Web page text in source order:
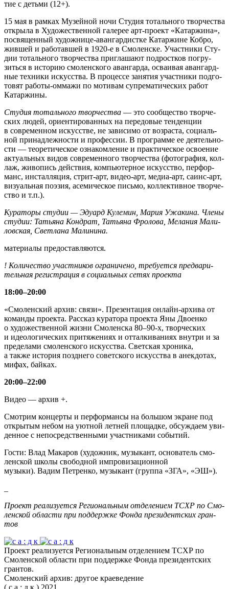
тие с детьми (12+).
15 мая в рам­ках Музей­ной ночи Сту­дия тоталь­ного твор­че­ства
открыла в Худо­же­ствен­ной гале­рее арт-проект «Катар­жина»,
посвя­щен­ный художнице-авангардистке Катар­жине Кобро,
жив­шей и рабо­тав­шей в 1920‑е в Смо­лен­ске. Участ­ники Сту­
дии тоталь­ного твор­че­ства при­гла­шают под­рост­ков погру­
зиться в исто­рию смо­лен­ского аван­гарда, осва­и­вая аван­гард­
ные тех­ники искус­ства. В про­цессе заня­тия участ­ники под­го­
то­вят работы-оммажи по моти­вам супре­ма­ти­че­ских работ
Катар­жины.
Сту­дия тоталь­ного твор­че­ства — это сооб­ще­ство твор­че­
ских людей, ори­ен­ти­ро­ван­ных на пере­до­вые тен­ден­ции
в совре­мен­ном искус­стве, не зави­симо от воз­раста, соци­аль­
ной при­над­леж­но­сти и про­фес­сии. В про­грамме ее дея­тель­но­
сти — тео­ре­ти­че­ское озна­ком­ле­ние и прак­ти­че­ское осво­е­ние
акту­аль­ных видов совре­мен­ного твор­че­ства (фото­гра­фия, кол­
лаж, живо­пись дей­ствия, ком­пью­тер­ное искус­ство, пер­фор­
манс, инстал­ля­ция, стрит-арт, видео-арт, медиа-арт, саинс-арт,
визу­аль­ная поэ­зия, асе­ми­че­ское письмо, кол­лек­тив­ное твор­че­
ство и т.п.).
Кура­торы сту­дии — Эду­ард Куле­мин, Мария Ужа­кина. Члены
сту­дии: Татьяна Кон­драт, Татьяна Фро­лова, Мела­ния Мали­
лов­ская, Свет­лана Мали­нина.
мате­ри­алы предо­став­ля­ются.
! Коли­че­ство участ­ни­ков огра­ни­чено, тре­бу­ется пред­ва­ри­
тель­ная реги­стра­ция в соци­аль­ных сетях про­екта
18:00–20:00
«Смо­лен­ский архив: связи». Пре­зен­та­ция онлайн-архива от
команды про­екта. Рас­сказ кура­тора про­екта Яны Дво­енко
о худо­же­ствен­ной жизни Смо­лен­ска 80–90‑х, твор­че­ских
и идео­ло­ги­че­ских при­тя­же­ниях и оттал­ки­ва­ниях внутри и за
пре­де­лами смо­лен­ского искус­ства. Свет­ская хро­ника,
а также исто­рия позд­него совет­ского искус­ства в анек­до­тах,
мифах, бай­ках.
20:00–22:00
Видео — архив +.
Смот­рим кон­церты и пер­фор­мансы на боль­шом экране под
откры­тым небом на уют­ной лет­ней пло­щадке, обсуж­даем уви­
ден­ное с непо­сред­ствен­ными участ­ни­ками собы­тий.
Гости: Влад Мака­ров (худож­ник, музы­кант, осно­ва­тель смо­
лен­ской школы сво­бод­ной импро­ви­за­ци­он­ной
музыки). Вадим Пет­ренко, музы­кант (группа «ЗГА», «ЭШ»).
Про­ект реа­ли­зу­ется Реги­о­наль­ным отде­ле­нием ТСХР по Смо­
лен­ской обла­сти при под­держке Фонда пре­зи­дент­ских гран­
тов
Проект реализуется Региональным отделением ТСХР по
Смоленской области при поддержке Фонда президентских
грантов.
Смоленский архив: другое краеведение
( с а : д к ) 2021